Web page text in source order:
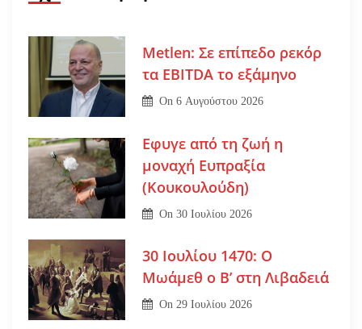
Metlen: Σε επίπεδο ρεκόρ
τα EBITDA το εξάμηνο
On6 Αυγούστου 2026
Εφυγε από τη ζωή η
μοναχή Ευπραξία
(Κουκουλούδη)
On30 Ιουλίου 2026
30 Ιουλίου 1470: Ο
Μωάμεθ ο Β’ στη Λιβαδειά
On29 Ιουλίου 2026